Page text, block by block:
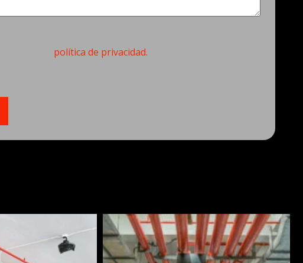
(Obligatorio)política de privacidad.